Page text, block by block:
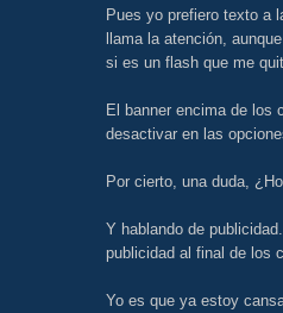
Pues yo prefiero texto a
llama la atención,
si es un flash que me
El banner encima de los
desactivar en las
Por cierto, una duda,
Y hablando de
publicidad al final de los
Yo es que ya estoy